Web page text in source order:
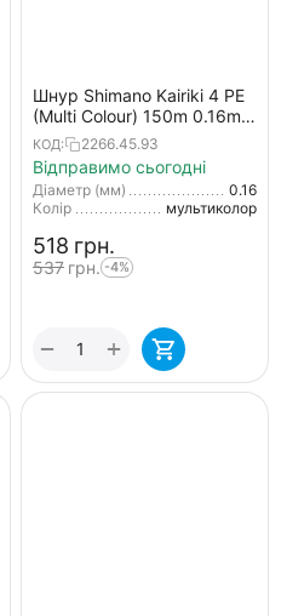
Шнур Shimano Kairiki 4 PE
(Multi Colour) 150m 0.16mm
8.1kg
КОД: 2266.45.93
Відправимо сьогодні
Діаметр (мм)
0.16
Колір
мультиколор
‍518‍ грн.
‍537‍ грн. -4%
+
−